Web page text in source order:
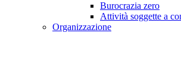
Burocrazia zero
Attività soggette a
Organizzazione